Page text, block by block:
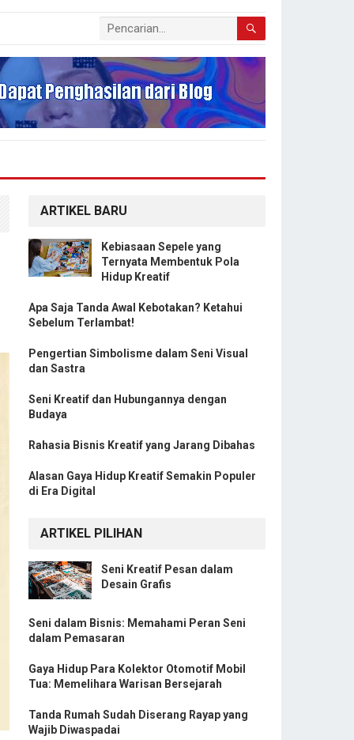
ARTIKEL BARU
Kebiasaan Sepele yang
Ternyata Membentuk Pola
Hidup Kreatif
Apa Saja Tanda Awal Kebotakan? Ketahui
Sebelum Terlambat!
Pengertian Simbolisme dalam Seni Visual
dan Sastra
Seni Kreatif dan Hubungannya dengan
Budaya
Rahasia Bisnis Kreatif yang Jarang Dibahas
Alasan Gaya Hidup Kreatif Semakin Populer
di Era Digital
ARTIKEL PILIHAN
Seni Kreatif Pesan dalam
Desain Grafis
Seni dalam Bisnis: Memahami Peran Seni
dalam Pemasaran
Gaya Hidup Para Kolektor Otomotif Mobil
Tua: Memelihara Warisan Bersejarah
Tanda Rumah Sudah Diserang Rayap yang
Wajib Diwaspadai